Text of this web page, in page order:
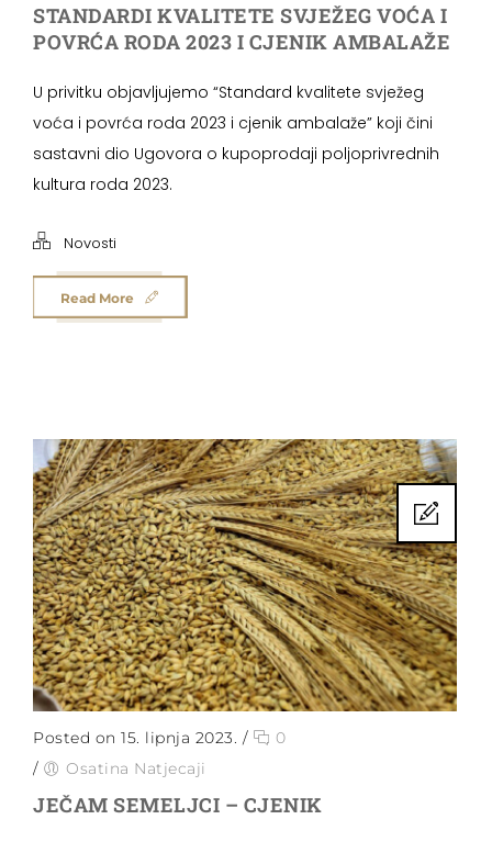
STANDARDI KVALITETE SVJEŽEG VOĆA I
POVRĆA RODA 2023 I CJENIK AMBALAŽE
U privitku objavljujemo “Standard kvalitete svježeg
voća i povrća roda 2023 i cjenik ambalaže” koji čini
sastavni dio Ugovora o kupoprodaji poljoprivrednih
kultura roda 2023.
Novosti
Read More
Posted on 15. lipnja 2023. /
0
/
Osatina Natjecaji
JEČAM SEMELJCI – CJENIK